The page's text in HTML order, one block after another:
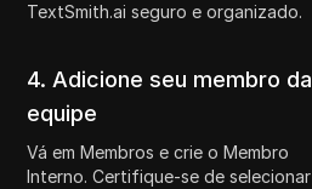
TextSmith.ai seguro e organizado.
4. Adicione seu membro da
equipe
Vá em Membros e crie o Membro
Interno. Certifique-se de selecionar